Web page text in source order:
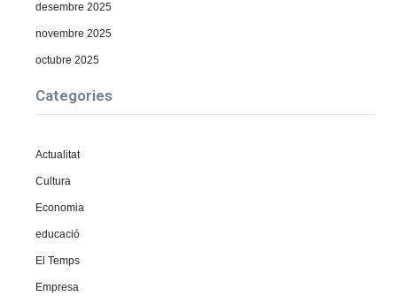
desembre 2025
novembre 2025
octubre 2025
Categories
Actualitat
Cultura
Economia
educació
El Temps
Empresa